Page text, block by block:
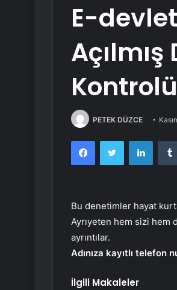
E-
Kontrolü
PETEK DÜZCE
FacebookTwitter
Bu denetimler hayat
Ayrıyeten hem sizi hem
ayrıntılar.
Adınıza kayıtlı telefon
İlgili Makaleler